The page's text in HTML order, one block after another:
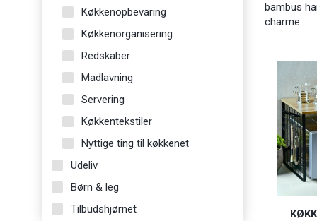
Køkkenopbevaring
Køkkenorganisering
Redskaber
Madlavning
Servering
Køkkentekstiler
Nyttige ting til køkkenet
Udeliv
Børn & leg
Tilbudshjørnet
bambus
charme.